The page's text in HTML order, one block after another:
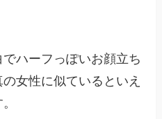
ハーフっぽいお顔立ち
女性に似ているといえ